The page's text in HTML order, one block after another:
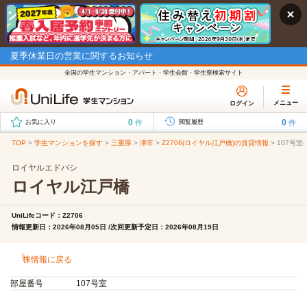
夏季休業日の営業に関するお知らせ
全国の学生マンション・アパート・学生会館・学生寮検索サイト
ログイン メニュー
お気に入り 0 件 閲覧履歴 0 件
TOP > 学生マンションを探す > 三重県 > 津市 > Z2706(ロイヤル江戸橋)の賃貸情報 > 107号室
ロイヤルエドバシ
ロイヤル江戸橋
UniLifeコード：Z2706
情報更新日：2026年08月05日 /次回更新予定日：2026年08月19日
棟情報に戻る
部屋番号
107号室